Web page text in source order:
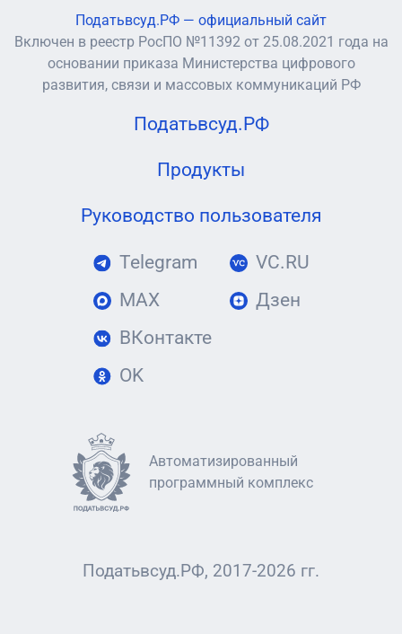
Податьвсуд.РФ — официальный сайт
Включен в реестр РосПО №11392 от 25.08.2021 года на
основании приказа Министерства цифрового
развития, связи и массовых коммуникаций РФ
Податьвсуд.РФ
Продукты
Руководство пользователя
Telegram
MAX
ВКонтакте
OK
VC.RU
Дзен
Автоматизированный
программный комплекс
Податьвсуд.РФ, 2017-2026 гг.